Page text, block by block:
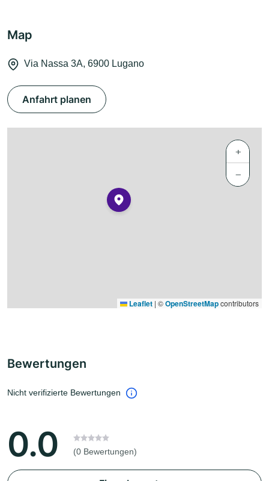
Map
Via Nassa 3A, 6900 Lugano
Anfahrt planen
+
−
Leaflet | ©OpenStreetMapcontributors
Bewertungen
Nicht verifizierte Bewertungen
0.0 (0 Bewertungen)